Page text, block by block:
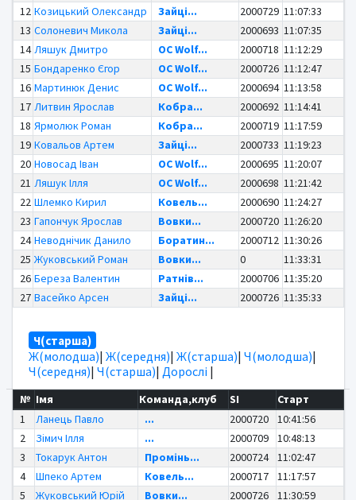
12 Козицький Олександр Зайці... 2000729 11:07:33
13 Солоневич Микола Зайці... 2000693 11:07:35
14 Ляшук Дмитро OC Wolf... 2000718 11:12:29
15 Бондаренко Єгор OC Wolf... 2000726 11:12:47
16 Мартинюк Денис OC Wolf... 2000694 11:13:58
17 Литвин Ярослав Кобра... 2000692 11:14:41
18 Ярмолюк Роман Кобра... 2000719 11:17:59
19 Ковальов Артем Зайці... 2000733 11:19:23
20 Новосад Іван OC Wolf... 2000695 11:20:07
21 Ляшук Ілля OC Wolf... 2000698 11:21:42
22 Шлемко Кирил Ковель... 2000690 11:24:27
23 Гапончук Ярослав Вовки... 2000720 11:26:20
24 Неводнічик Данило Боратин... 2000712 11:30:26
25 Жуковський Роман Вовки... 0
11:33:31
26 Береза Валентин Ратнів... 2000706 11:35:20
27 Васейко Арсен Зайці... 2000726 11:35:33
Ч(старша)
Ж(молодша)| Ж(середня)| Ж(старша)| Ч(молодша)|
Ч(середня)| Ч(старша)| Дорослі |
№ Імя Команда,клуб SI
Старт
1
Ланець Павло ... 2000720
10:41:56
2
Зімич Ілля ... 2000709
10:48:13
3
Токарук Антон Промінь... 2000724
11:02:47
4
Шпеко Артем Ковель... 2000717
11:17:57
5
Жуковський Юрій Вовки... 2000726
11:30:59